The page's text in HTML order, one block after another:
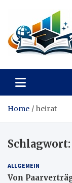
content
Home heirat
Schlagwort:
ALLGEMEIN
Von